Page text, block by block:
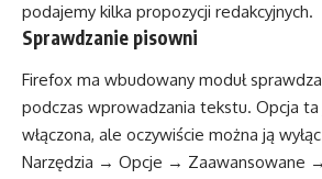
podajemy kilka propozycji redakcyjnych.
Sprawdzanie pisowni
Firefox ma wbudowany moduł
podczas wprowadzania tekstu. Opcja
włączona, ale oczywiście można ją
Narzędzia → Opcje → Zaawansowane